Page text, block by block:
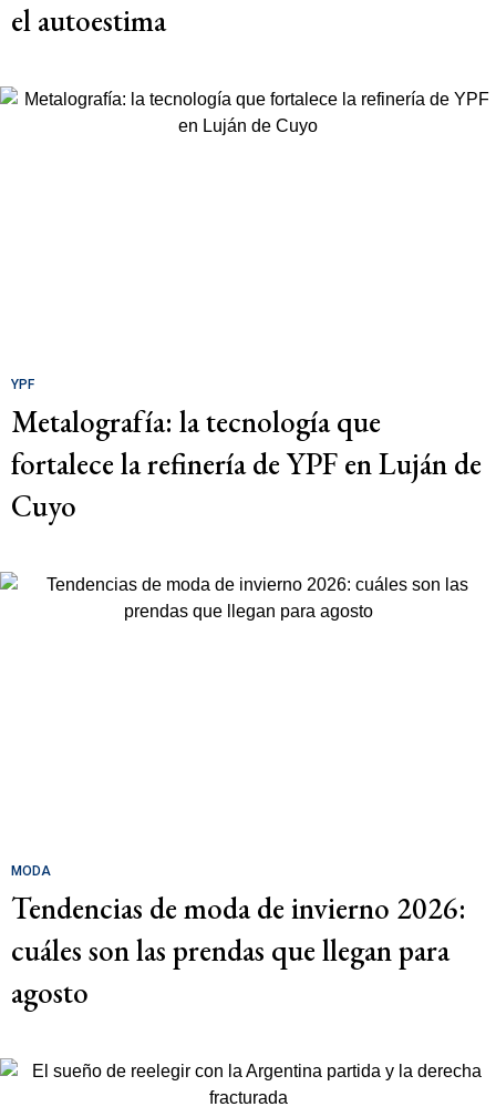
el autoestima
YPF
Metalografía: la tecnología que
fortalece la refinería de YPF en Luján de
Cuyo
MODA
Tendencias de moda de invierno 2026:
cuáles son las prendas que llegan para
agosto